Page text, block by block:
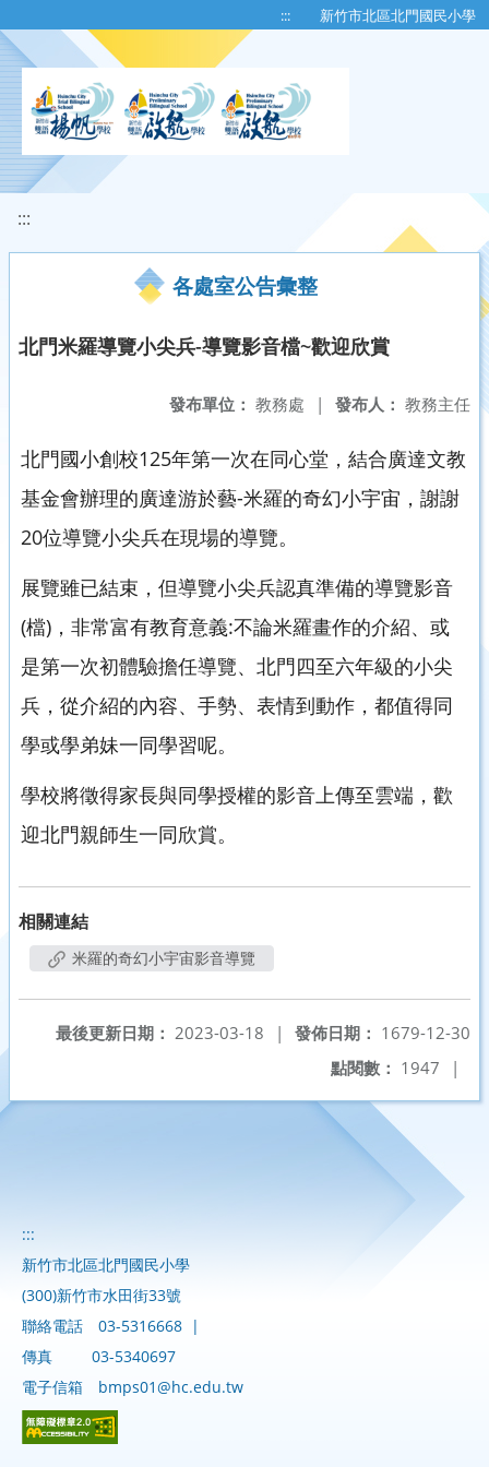
::: 新竹市北區北門國民小學
:::
各處室公告彙整
北門米羅導覽小尖兵-導覽影音檔~歡迎欣賞
發布人： 教務主任
發布單位： 教務處 |
北門國小創校125年第一次在同心堂，結合廣達文教
基金會辦理的廣達游於藝-米羅的奇幻小宇宙，謝謝
20位導覽小尖兵在現場的導覽。
展覽雖已結束，但導覽小尖兵認真準備的導覽影音
(檔)，非常富有教育意義:不論米羅畫作的介紹、或
是第一次初體驗擔任導覽、北門四至六年級的小尖
兵，從介紹的內容、手勢、表情到動作，都值得同
學或學弟妹一同學習呢。
學校將徵得家長與同學授權的影音上傳至雲端，歡
迎北門親師生一同欣賞。
相關連結
米羅的奇幻小宇宙影音導覽
發佈日期： 1679-12-30
最後更新日期： 2023-03-18
|
點閱數： 1947 |
:::
新竹市北區北門國民小學
(300)新竹市水田街33號
聯絡電話
03-5316668 |
傳真
03-5340697
電子信箱
bmps01@hc.edu.tw